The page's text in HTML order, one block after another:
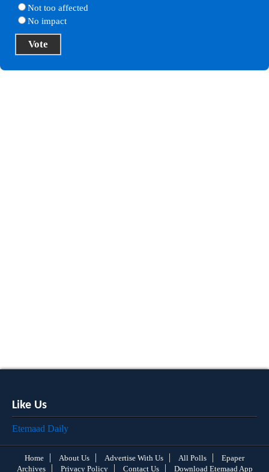
Not too affected
No impact
Like Us
Etemaad Daily
Home About Us Advertise With Us All Polls
Epaper
Archives
Privacy Policy Contact Us Download Etemaad App